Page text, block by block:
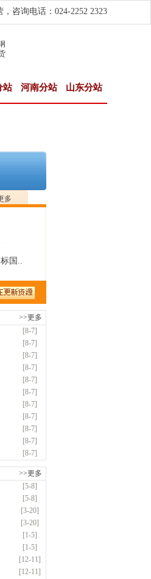
咨询电话：024-2252 2323
站 河南分站 山东分站
多
管|马氏体..
国..
）
管|石油
钢板|海..
板|高强
肥专用
|马氏体..
>>更多
[8-7]
[8-7]
[8-7]
[8-7]
[8-7]
[8-7]
[8-7]
[8-7]
[8-7]
[8-7]
[8-7]
>>更多
[5-8]
[5-8]
[3-20]
[3-20]
[1-5]
[1-5]
[12-11]
[12-11]